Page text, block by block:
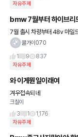
자유주제
bmw 7월부터 하이브리
7월 출시 차량부터 48v 마일
트 시스템7 적용 출고 기다리고 있는데 가격 상승될까요? https://m.post.naver.com/
쿨가이070
1
9 837
자유주제
와 이게뭔일이래여
겨우접속되네
크칠이
3
1 1,176
자유주제